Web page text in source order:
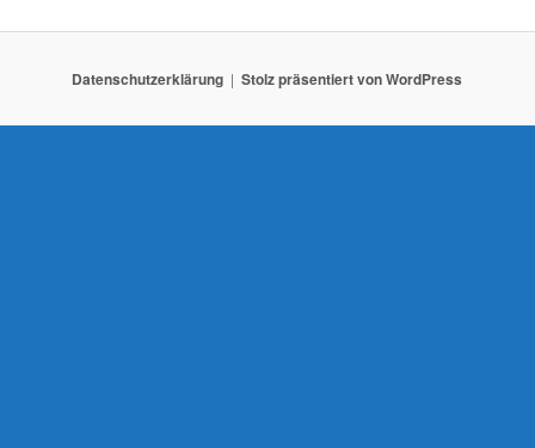
Datenschutzerklärung Stolz präsentiert von WordPress